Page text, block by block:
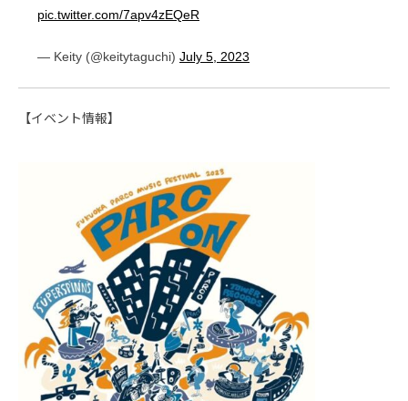
pic.twitter.com/7apv4zEQeR
— Keity (@keitytaguchi) July 5, 2023
【イベント情報】